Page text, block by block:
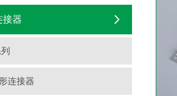
接器
连接器